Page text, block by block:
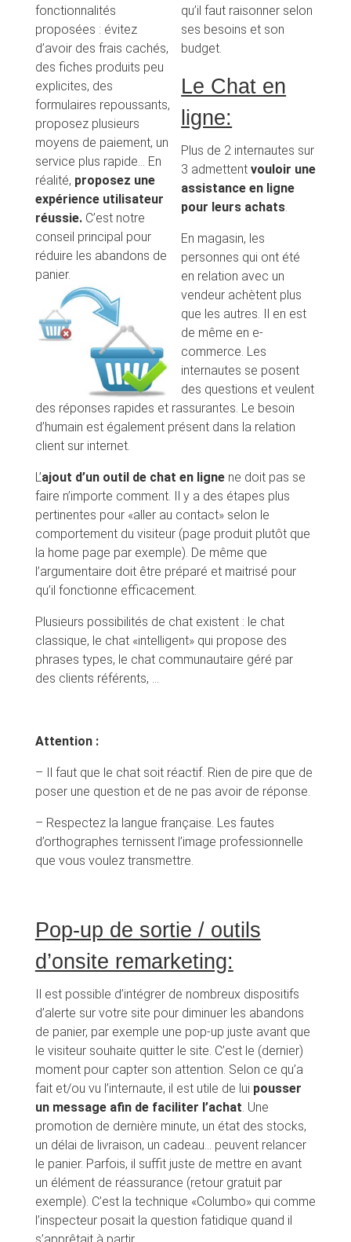
fonctionnalités
proposées : évitez
d’avoir des frais cachés,
des fiches produits peu
explicites, des
formulaires repoussants,
proposez plusieurs
moyens de paiement, un
service plus rapide… En
réalité, proposez une
expérience utilisateur
réussie. C’est notre
conseil principal pour
réduire les abandons de
panier.
qu’il faut raisonner selon
ses besoins et son
budget.
Le Chat en
ligne:
Plus de 2 internautes sur
3 admettentvouloir une
assistance en ligne
pour leurs achats.
En magasin, les
personnes qui ont été
en relation avec un
vendeur achètent plus
que les autres. Il en est
de même en e-
commerce. Les
internautes se posent
des questions et veulent
des réponses rapides et rassurantes. Le besoin
d’humain est également présent dans la relation
client sur internet.
L’ajout d’un outil de chat en lignene doit pas se
faire n’importe comment. Il y a des étapes plus
pertinentes pour «aller au contact» selon le
comportement du visiteur (page produit plutôt que
la home page par exemple). De même que
l’argumentaire doit être préparé et maitrisé pour
qu’il fonctionne efficacement.
Plusieurs possibilités de chat existent : le chat
classique, le chat «intelligent» qui propose des
phrases types, le chat communautaire géré par
des clients référents, …
Attention :
– Il faut que le chat soit réactif. Rien de pire que de
poser une question et de ne pas avoir de réponse.
– Respectez la langue française. Les fautes
d’orthographes ternissent l’image professionnelle
que vous voulez transmettre.
Pop-up de sortie / outils
d’onsite remarketing:
Il est possible d’intégrer de nombreux dispositifs
d’alerte sur votre site pour diminuer les abandons
de panier, par exemple une pop-up juste avant que
le visiteur souhaite quitter le site. C’est le (dernier)
moment pour capter son attention. Selon ce qu’a
fait et/ou vu l’internaute, il est utile de lui pousser
un message afin de faciliter l’achat. Une
promotion de dernière minute, un état des stocks,
un délai de livraison, un cadeau… peuvent relancer
le panier. Parfois, il suffit juste de mettre en avant
un élément de réassurance (retour gratuit par
exemple). C’est la technique «Columbo» qui comme
l’inspecteur posait la question fatidique quand il